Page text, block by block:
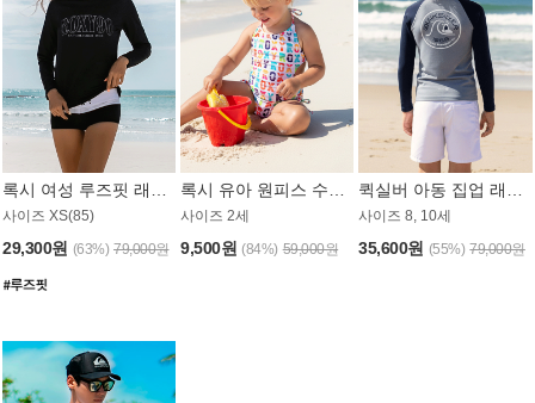
사이즈 XS(85)
29,300원 (63%) 79,000원
사이즈 2세
9,500원 (84%) 59,000원
사이즈 8, 10세
35,600원 (55%) 79,000원